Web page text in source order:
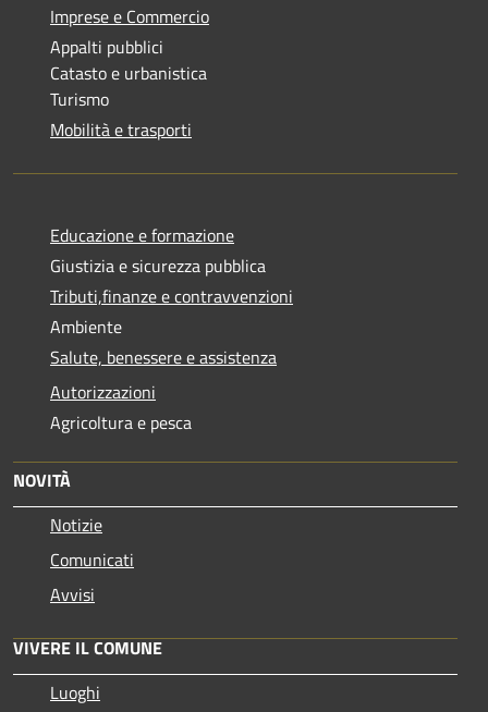
Imprese e Commercio
Appalti pubblici
Catasto e urbanistica
Turismo
Mobilità e trasporti
Educazione e formazione
Giustizia e sicurezza pubblica
Tributi,finanze e contravvenzioni
Ambiente
Salute, benessere e assistenza
Autorizzazioni
Agricoltura e pesca
NOVITÀ
Notizie
Comunicati
Avvisi
VIVERE IL COMUNE
Luoghi